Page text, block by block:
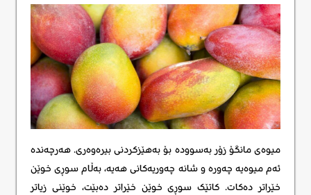
میوەی مانگۆ زۆر بەسوودە بۆ بەهێزکردنی بیرەوەری. هەرچەندە
ئەم میوەیە چەورە و شانە چەوریەکانی هەیە، بەڵام سوڕی خوێن
خێراتر دەکات. کاتێک سوڕی خوێن خێراتر دەبێت، خوێنی زیاتر